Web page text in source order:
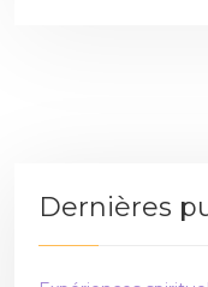
Dernières